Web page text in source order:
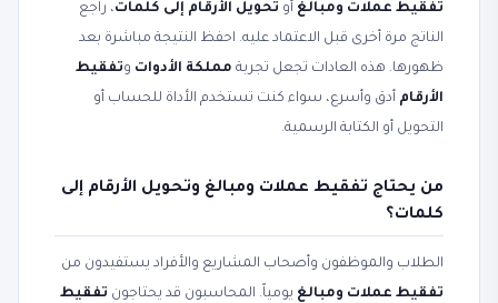
تفقيط عملات ومبالغ أو تحويل الأرقام إلى كلمات، راجع
الناتج مرة أخرى قبل الاعتماد عليه. احفظ النتيجة مباشرة بعد
ظهورها. هذه العادات تجعل تجربة مملكة الأدوات وتفقيط
الأرقام أدق وأسرع، سواء كنت تستخدم الأداة للحساب أو
التحويل أو الكتابة الرسمية.
من يحتاج تفقيط عملات ومبالغ وتحويل الأرقام إلى
كلمات؟
الطلاب والموظفون وأصحاب المشاريع والأفراد يستفيدون من
تفقيط عملات ومبالغ يومياً. المحاسبون قد يحتاجون تفقيط